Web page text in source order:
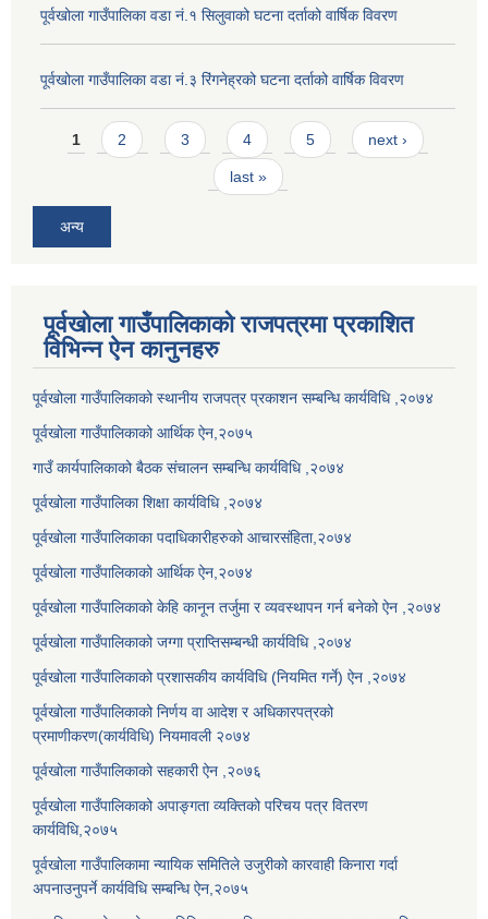
पूर्वखोला गाउँपालिका वडा नं.१ सिलुवाको घटना दर्ताको वार्षिक विवरण
पूर्वखोला गाउँपालिका वडा नं.३ रिंगनेह्रको घटना दर्ताको वार्षिक विवरण
Pages
1 2 3 4 5 next ›
last »
अन्य
पूर्वखोला गाउँपालिकाको राजपत्रमा प्रकाशित
विभिन्न ऐन कानुनहरु
पूर्वखोला गाउँपालिकाको स्थानीय राजपत्र प्रकाशन सम्बन्धि कार्यविधि ,२०७४
पूर्वखोला गाउँपालिकाको आर्थिक ऐन,२०७५
गाउँ कार्यपालिकाको बैठक संचालन सम्बन्धि कार्यविधि ,२०७४
पूर्वखोला गाउँपालिका शिक्षा कार्यविधि ,२०७४
पूर्वखोला गाउँपालिकाका पदाधिकारीहरुको आचारसंहिता,२०७४
पूर्वखोला गाउँपालिकाको आर्थिक ऐन,२०७४
पूर्वखोला गाउँपालिकाको केहि कानून तर्जुमा र व्यवस्थापन गर्न बनेको ऐन ,२०७४
पूर्वखोला गाउँपालिकाको जग्गा प्राप्तिसम्बन्धी कार्यविधि ,२०७४
पूर्वखोला गाउँपालिकाको प्रशासकीय कार्यविधि (नियमित गर्ने) ऐन ,२०७४
पूर्वखोला गाउँपालिकाको निर्णय वा आदेश र अधिकारपत्रको
प्रमाणीकरण(कार्यविधि) नियमावली २०७४
पूर्वखोला गाउँपालिकाको सहकारी ऐन ,२०७६
पूर्वखोला गाउँपालिकाको अपाङ्गता व्यक्तिको परिचय पत्र वितरण
कार्यविधि,२०७५
पूर्वखोला गाउँपालिकामा न्यायिक समितिले उजुरीको कारवाही किनारा गर्दा
अपनाउनुपर्ने कार्यविधि सम्बन्धि ऐन,२०७५